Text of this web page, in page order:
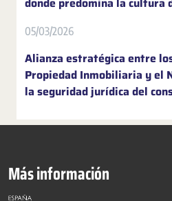
05/03/2026
Alianza estratégica entre
Propiedad Inmobiliaria y el
la seguridad jurídica del
Más información